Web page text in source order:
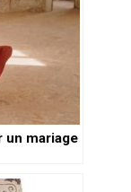
un mariage